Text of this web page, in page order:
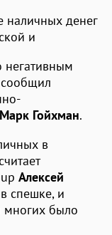
наличных денег
и
негативным
Марк Гойхман.
в
Алексей
спешке, и
было